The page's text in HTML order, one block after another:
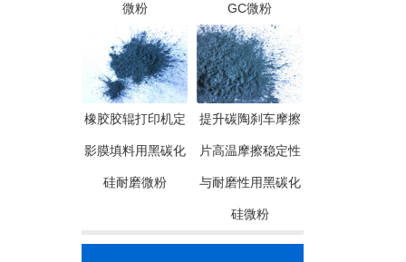
微粉 GC微粉
橡胶胶辊打印机定
影膜填料用黑碳化
硅耐磨微粉
提升碳陶刹车摩擦
片高温摩擦稳定性
与耐磨性用黑碳化
硅微粉